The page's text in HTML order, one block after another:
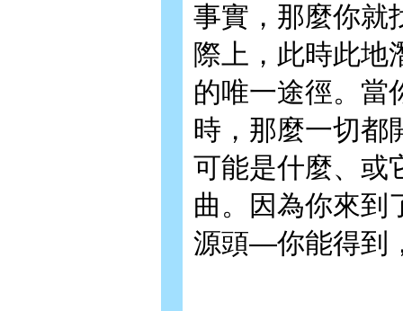
事實，那麼你就
際上，此時此地
的唯一途徑。當
時，那麼一切
可能是什麼、或
曲。因為你來
源頭—你能得到